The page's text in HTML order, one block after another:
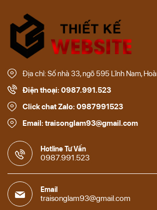
Địa chỉ: Số nhà 33, ngõ 595 Lĩnh Nam,
Điện thoại: 0987.991.523
Click chat Zalo: 0987991523
Email: traisonglam93@gmail.com
Hotline Tư Vấn
0987.991.523
Email
traisonglam93@gmail.com